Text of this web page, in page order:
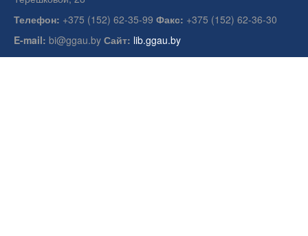
Телефон: +375 (152) 62-35-99 Факс: +375 (152) 62-36-30
E-mail: bi@ggau.by Сайт: lib.ggau.by